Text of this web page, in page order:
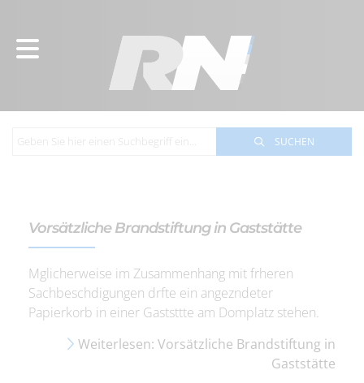
SUCHEN
Vorsätzliche Brandstiftung in Gaststätte
Mglicherweise im Zusammenhang mit frheren
Sachbeschdigungen drfte ein angezndeter
Papierkorb in einer Gaststtte am Domplatz stehen.
Weiterlesen: Vorsätzliche Brandstiftung in
Gaststätte